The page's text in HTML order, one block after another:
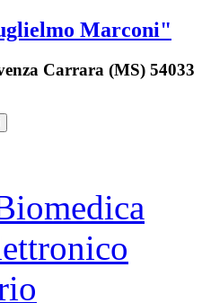
Marconi"
Carrara (MS) 54033